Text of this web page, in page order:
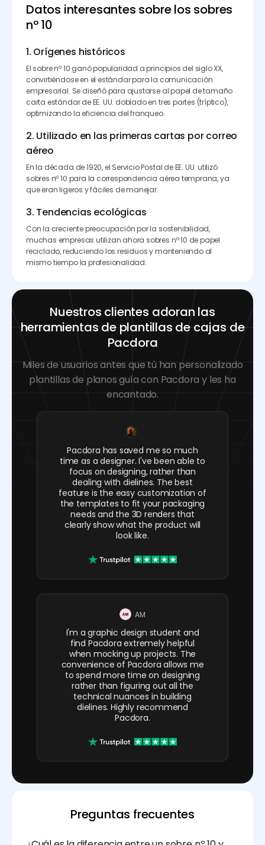
Datos interesantes sobre los sobres
nº 10
1. Orígenes históricos
El sobre nº 10 ganó popularidad a principios del siglo XX,
convirtiéndose en el estándar para la comunicación
empresarial. Se diseñó para ajustarse al papel de tamaño
carta estándar de EE. UU. doblado en tres partes (tríptico),
optimizando la eficiencia del franqueo.
2. Utilizado en las primeras cartas por correo
aéreo
En la década de 1920, el Servicio Postal de EE. UU. utilizó
sobres nº 10 para la correspondencia aérea temprana, ya
que eran ligeros y fáciles de manejar.
3. Tendencias ecológicas
Con la creciente preocupación por la sostenibilidad,
muchas empresas utilizan ahora sobres nº 10 de papel
reciclado, reduciendo los residuos y manteniendo al
mismo tiempo la profesionalidad.
Nuestros clientes adoran las
herramientas de plantillas de cajas de
Pacdora
Miles de usuarios antes que tú han personalizado
plantillas de planos guía con Pacdora y les ha
encantado.
Pacdora has saved me so much
time as a designer. I've been able to
focus on designing, rather than
dealing with dielines. The best
feature is the easy customization of
the templates to fit your packaging
needs and the 3D renders that
clearly show what the product will
look like.
AM
I'm a graphic design student and
find Pacdora extremely helpful
when mocking up projects. The
convenience of Pacdora allows me
to spend more time on designing
rather than figuring out all the
technical nuances in building
dielines. Highly recommend
Pacdora.
Preguntas frecuentes